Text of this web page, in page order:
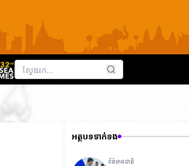
អត្ថបទទាក់ទង
ព័ត៌មានជាតិ